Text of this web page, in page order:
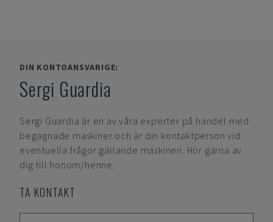
DIN KONTOANSVARIGE:
Sergi Guardia
Sergi Guardia är en av våra experter på handel med
begagnade maskiner och är din kontaktperson vid
eventuella frågor gällande maskinen. Hör gärna av
dig till honom/henne.
TA KONTAKT